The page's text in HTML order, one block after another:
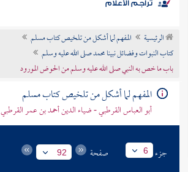
موضوعي
تراجم الأعلام
الرئيسية
المفهم لما أشكل من تلخيص كتاب مسلم
كتاب النبوات وفضائل نبينا محمد صلى الله عليه وسلم
باب ما خص به النبي صلى الله عليه وسلم من الحوض المورود
المفهم لما أشكل من تلخيص كتاب مسلم
أبو العباس القرطبي - ضياء الدين أحمد بن عمر القرطبي
جزء 6 صفحة 92